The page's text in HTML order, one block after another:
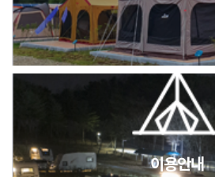
2026년 5월 캠핑장 안점 점
캠핑장(9월1일~6일) 미운
2026년 5월 캠핑장 안점 점
이용안내